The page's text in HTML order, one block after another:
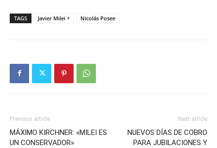
TAGS Javier Milei + Nicolás Posee
Previous article
MÁXIMO KIRCHNER: «MILEI ES
UN CONSERVADOR»
Next article
NUEVOS DÍAS DE COBRO
PARA JUBILACIONES Y